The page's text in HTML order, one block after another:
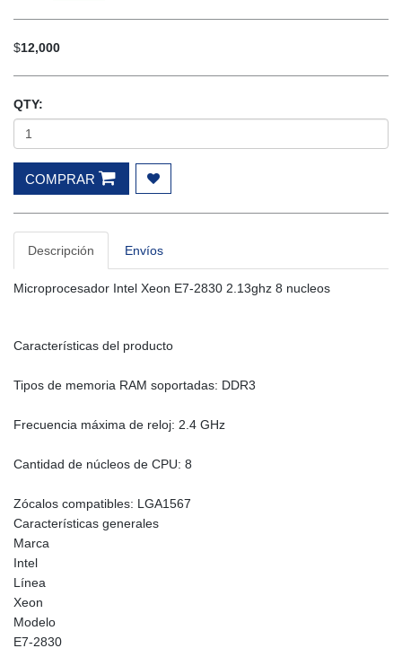
$12,000
QTY:
COMPRAR
Descripción Envíos
Microprocesador Intel Xeon E7-2830 2.13ghz 8 nucleos
Características del producto
Tipos de memoria RAM soportadas: DDR3
Frecuencia máxima de reloj: 2.4 GHz
Cantidad de núcleos de CPU: 8
Zócalos compatibles: LGA1567
Características generales
Marca
Intel
Línea
Xeon
Modelo
E7-2830